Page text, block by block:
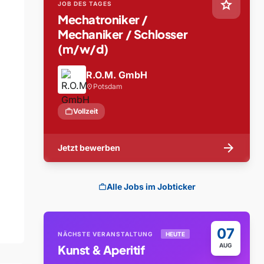
star
JOB DES TAGES
Mechatroniker /
Mechaniker / Schlosser
(m/w/d)
R.O.M. GmbH
location_on Potsdam
workVollzeit
Jetzt bewerben arrow_forward
workAlle Jobs im Jobticker
07
AUG
NÄCHSTE VERANSTALTUNG HEUTE
Kunst & Aperitif